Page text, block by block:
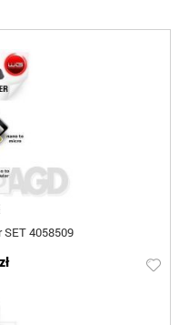
SET 4058509